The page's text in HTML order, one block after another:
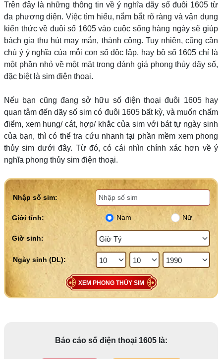
Trên đây là những thông tin về ý nghĩa dãy số đuôi 1605 từ
đa phương diện. Việc tìm hiểu, nắm bắt rõ ràng và vận dụng
kiến thức về đuôi số 1605 vào cuộc sống hàng ngày sẽ giúp
bách gia thu hút may mắn, thành công. Tuy nhiên, cũng cần
chú ý ý nghĩa của mỗi con số độc lập, hay bộ số 1605 chỉ là
một phần nhỏ về một mặt trong đánh giá phong thủy dãy số,
đặc biệt là sim điện thoại.
Nếu bạn cũng đang sở hữu số điện thoại đuôi 1605 hay
quan tâm đến dãy số sim có đuôi 1605 bất kỳ, và muốn chấm
điểm, xem hung/ cát, hợp/ khắc của sim với bát tự ngày sinh
của bạn, thì có thể tra cứu nhanh tại phần mềm xem phong
thủy sim dưới đây. Từ đó, có cái nhìn chính xác hơn về ý
nghĩa phong thủy sim điện thoại.
Nhập số sim:
Giới tính: Nam Nữ
Giờ sinh:
XEM PHONG THỦY SIM
Báo cáo số điện thoại 1605 là: